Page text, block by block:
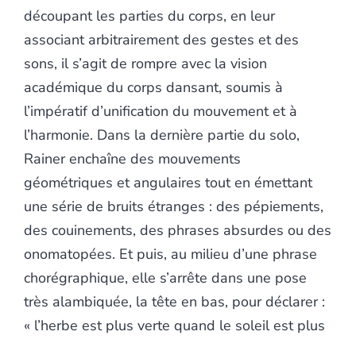
découpant les parties du corps, en leur
associant arbitrairement des gestes et des
sons, il s’agit de rompre avec la vision
académique du corps dansant, soumis à
l’impératif d’unification du mouvement et à
l’harmonie. Dans la dernière partie du solo,
Rainer enchaîne des mouvements
géométriques et angulaires tout en émettant
une série de bruits étranges : des pépiements,
des couinements, des phrases absurdes ou des
onomatopées. Et puis, au milieu d’une phrase
chorégraphique, elle s’arrête dans une pose
très alambiquée, la tête en bas, pour déclarer :
« l’herbe est plus verte quand le soleil est plus